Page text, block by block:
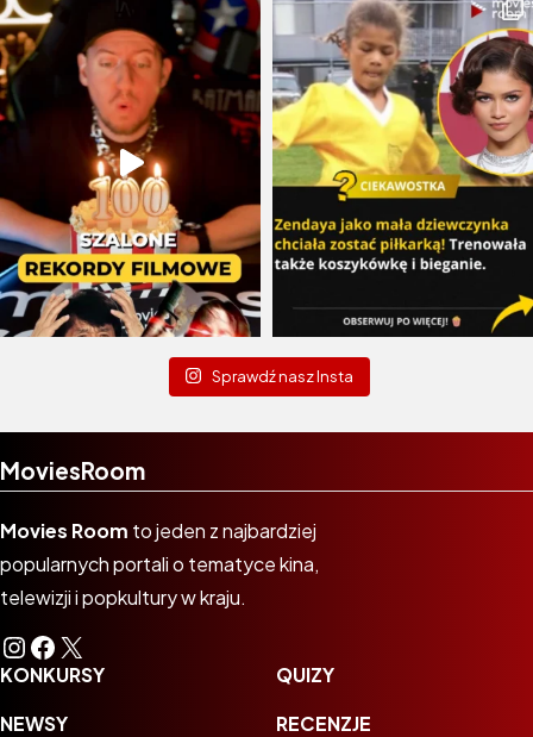
Sprawdź nasz Insta
MoviesRoom
Movies Room to jeden z najbardziej
popularnych portali o tematyce kina,
telewizji i popkultury w kraju.
Instagram
Facebook
X
KONKURSY
NEWSY
QUIZY
RECENZJE